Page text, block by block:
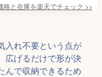
格と在庫を楽天でチェック >>
入れ不要という点が
広げるだけで形が決
んで収納できるため